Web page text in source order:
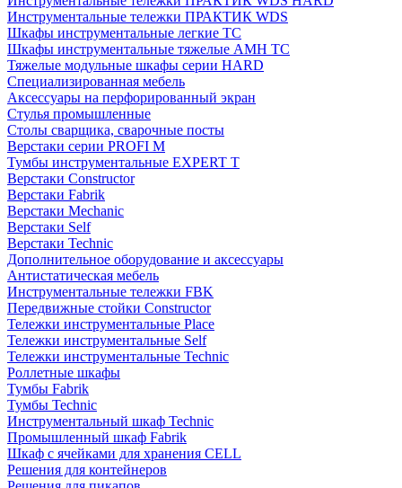
Инструментальные тележки ПРАКТИК WDS
Шкафы инструментальные легкие ТС
Шкафы инструментальные тяжелые AMH TC
Тяжелые модульные шкафы серии HARD
Cпециализированная мебель
Аксессуары на перфорированный экран
Стулья промышленные
Столы сварщика, сварочные посты
Верстаки серии PROFI M
Тумбы инструментальные EXPERT T
Верстаки Constructor
Верстаки Fabrik
Верстаки Mechanic
Верстаки Self
Верстаки Technic
Дополнительное оборудование и аксессуары
Антистатическая мебель
Инструментальные тележки FBK
Передвижные стойки Constructor
Тележки инструментальные Place
Тележки инструментальные Self
Тележки инструментальные Technic
Роллетные шкафы
Тумбы Fabrik
Тумбы Technic
Инструментальный шкаф Technic
Промышленный шкаф Fabrik
Шкаф с ячейками для хранения CELL
Решения для контейнеров